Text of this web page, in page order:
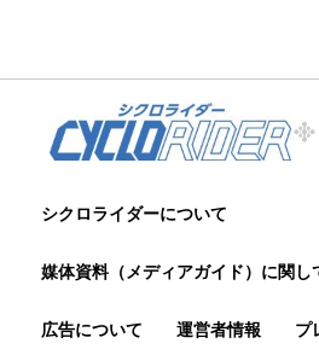
シクロライダーについて
媒体資料（メディアガイド）に関し
広告について 運営者情報 プ